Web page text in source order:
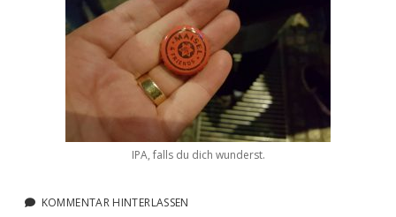
IPA, falls du dich wunderst.
KOMMENTAR HINTERLASSEN